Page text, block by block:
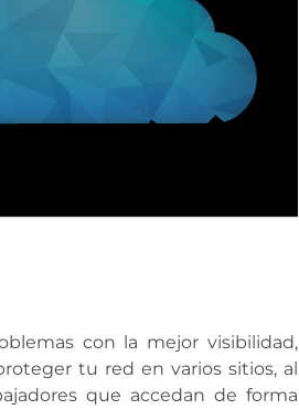
con la mejor visibilidad,
tu red en varios sitios, al
que accedan de forma